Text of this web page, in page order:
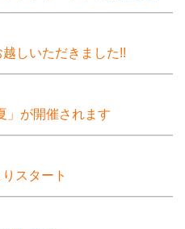
しいただきました!!
」が開催されます
スタート